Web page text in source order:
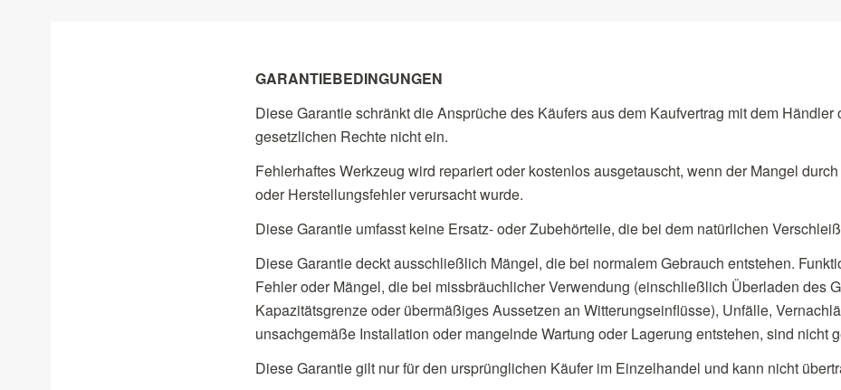
GARANTIEBEDINGUNGEN
Diese Garantie schränkt die Ansprüche des Käufers aus dem Kaufvertrag mit dem Händler
gesetzlichen Rechte nicht ein.
Fehlerhaftes Werkzeug wird repariert oder kostenlos ausgetauscht, wenn der Mangel
oder Herstellungsfehler verursacht wurde.
Diese Garantie umfasst keine Ersatz- oder Zubehörteile, die bei dem natürlichen
Diese Garantie deckt ausschließlich Mängel, die bei normalem Gebrauch entstehen.
Fehler oder Mängel, die bei missbräuchlicher Verwendung (einschließlich Überladen des
Kapazitätsgrenze oder übermäßiges Aussetzen an Witterungseinflüsse), Unfälle,
unsachgemäße Installation oder mangelnde Wartung oder Lagerung entstehen, sind nicht
Diese Garantie gilt nur für den ursprünglichen Käufer im Einzelhandel und kann nicht